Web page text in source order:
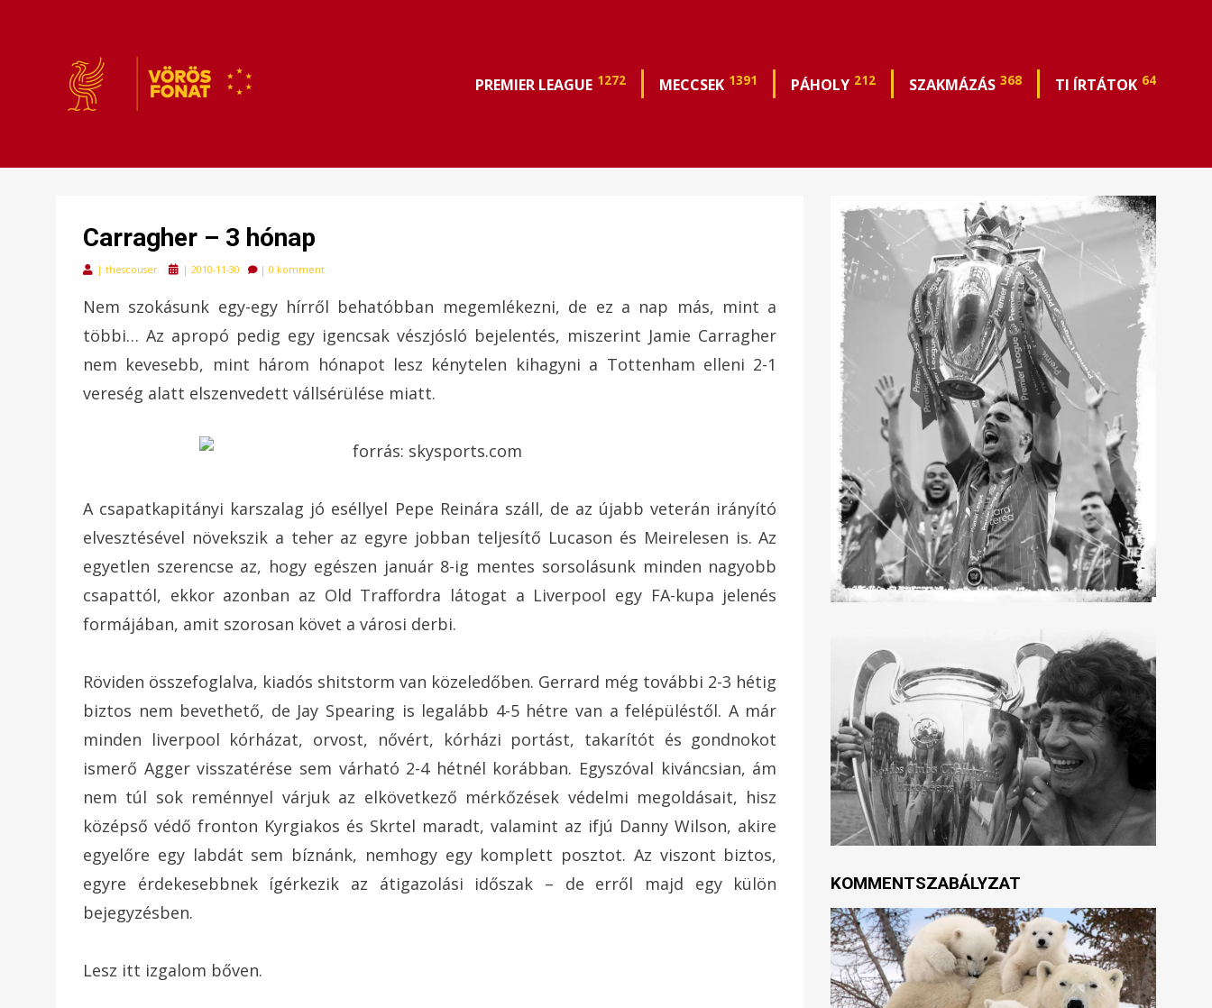
PREMIER LEAGUE 1272 MECCSEK 1391 PÁHOLY 212 SZAKMÁZÁS 368 TI ÍRTÁTOK 64
Carragher – 3 hónap
| thescouser
Posted
| 2010-11-30 | 0 komment
Nem szokásunk egy-egy hírről behatóbban megemlékezni, de ez a nap más, mint a
többi… Az apropó pedig egy igencsak vészjósló bejelentés, miszerint Jamie Carragher
nem kevesebb, mint három hónapot lesz kénytelen kihagyni a Tottenham elleni 2-1
vereség alatt elszenvedett vállsérülése miatt.
A csapatkapitányi karszalag jó eséllyel Pepe Reinára száll, de az újabb veterán irányító
elvesztésével növekszik a teher az egyre jobban teljesítő Lucason és Meirelesen is. Az
egyetlen szerencse az, hogy egészen január 8-ig mentes sorsolásunk minden nagyobb
csapattól, ekkor azonban az Old Traffordra látogat a Liverpool egy FA-kupa jelenés
formájában, amit szorosan követ a városi derbi.
Röviden összefoglalva, kiadós shitstorm van közeledőben. Gerrard még további 2-3 hétig
biztos nem bevethető, de Jay Spearing is legalább 4-5 hétre van a felépüléstől. A már
minden liverpool kórházat, orvost, nővért, kórházi portást, takarítót és gondnokot
ismerő Agger visszatérése sem várható 2-4 hétnél korábban. Egyszóval kiváncsian, ám
nem túl sok reménnyel várjuk az elkövetkező mérkőzések védelmi megoldásait, hisz
középső védő fronton Kyrgiakos és Skrtel maradt, valamint az ifjú Danny Wilson, akire
egyelőre egy labdát sem bíznánk, nemhogy egy komplett posztot. Az viszont biztos,
egyre érdekesebbnek ígérkezik az átigazolási időszak – de erről majd egy külön
bejegyzésben.
Lesz itt izgalom bőven.
KOMMENTSZABÁLYZAT